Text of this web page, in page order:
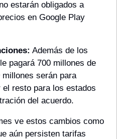
estarán obligados a
en Google Play
Además de los
pagará 700 millones de
serán para
resto para los estados
del acuerdo.
ve estos cambios como
aún persisten tarifas